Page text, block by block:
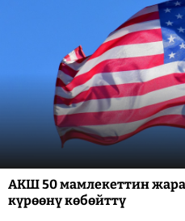
АКШ 50 мамлекеттин
күрөөнү көбөйттү